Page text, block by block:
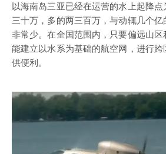
以海南岛三亚已经在运营的水上起降
三十万，多的两三百万，与动辄几个亿
非常少。在全国范围内，只要偏远山
能建立以水系为基础的航空网，进行
供便利。